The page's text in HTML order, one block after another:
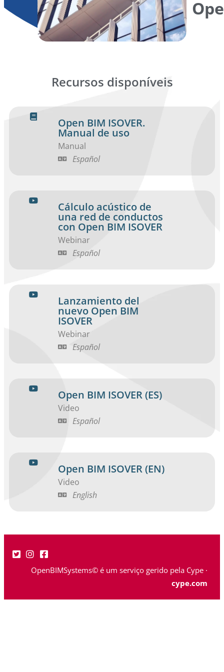
Recursos disponíveis
Open BIM ISOVER.
Manual de uso
Manual
Español
Cálculo acústico de
una red de conductos
con Open BIM ISOVER
Webinar
Español
Lanzamiento del
nuevo Open BIM
ISOVER
Webinar
Español
Open BIM ISOVER (ES)
Video
Español
Open BIM ISOVER (EN)
Video
English
OpenBIMSystems© é um serviço gerido pela Cype ·
cype.com